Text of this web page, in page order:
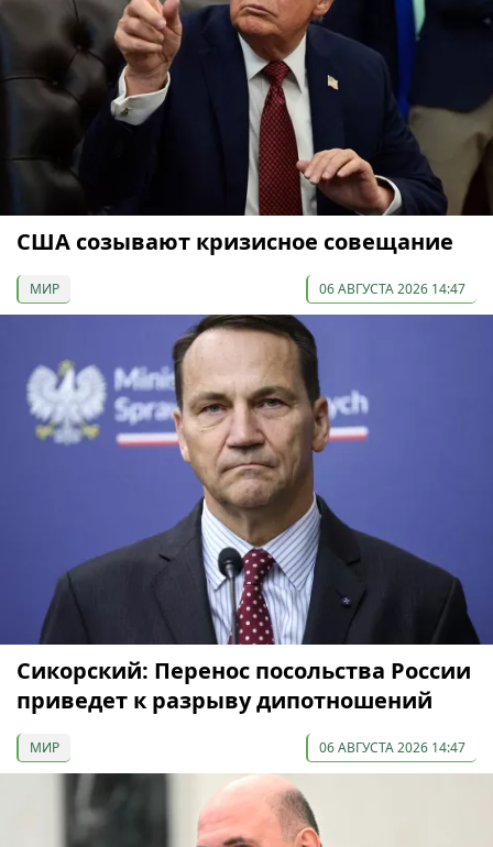
США созывают кризисное совещание
МИР 06 АВГУСТА 2026 14:47
Сикорский: Перенос посольства России
приведет к разрыву дипотношений
МИР 06 АВГУСТА 2026 14:47